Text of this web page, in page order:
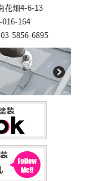
花畑4-6-13
164
5856-6895